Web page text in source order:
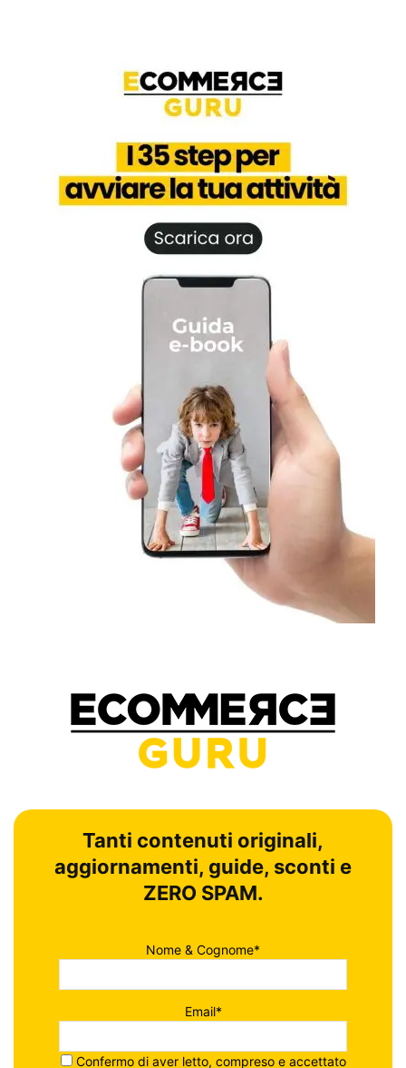
Tanti contenuti originali,
aggiornamenti, guide, sconti e
ZERO SPAM.
Nome & Cognome*
Email*
Confermo di aver letto, compreso e accettato